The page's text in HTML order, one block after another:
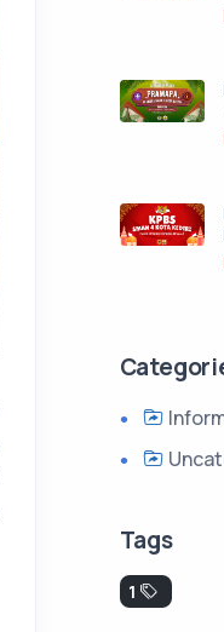
Tags
1